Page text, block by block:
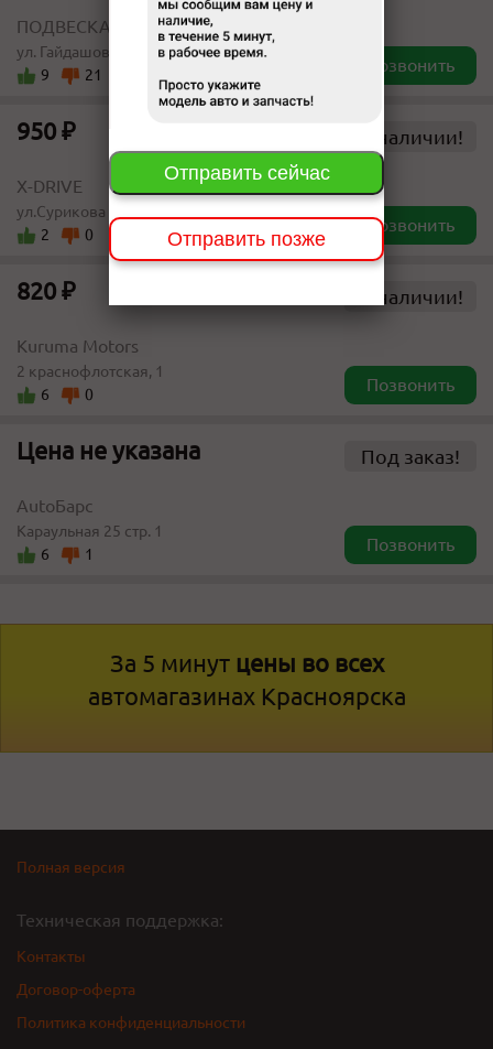
ПОДВЕСКА-ЦЕНТР
ул. Гайдашовка 30
9
21 Позвонить
950 ₽ В наличии!
X-DRIVE
ул.Сурикова 54 е
2
0 Позвонить
820 ₽ В наличии!
Kuruma Motors
2 краснофлотская, 1
6
0 Позвонить
Цена не указана Под заказ!
AutoБарс
Караульная 25 стр. 1
6
1 Позвонить
За 5 минут цены во всех
автомагазинах Красноярска
Полная версия
Техническая поддержка:
Контакты
Договор-оферта
Политика конфиденциальности
Отправить сейчас
Отправить позже